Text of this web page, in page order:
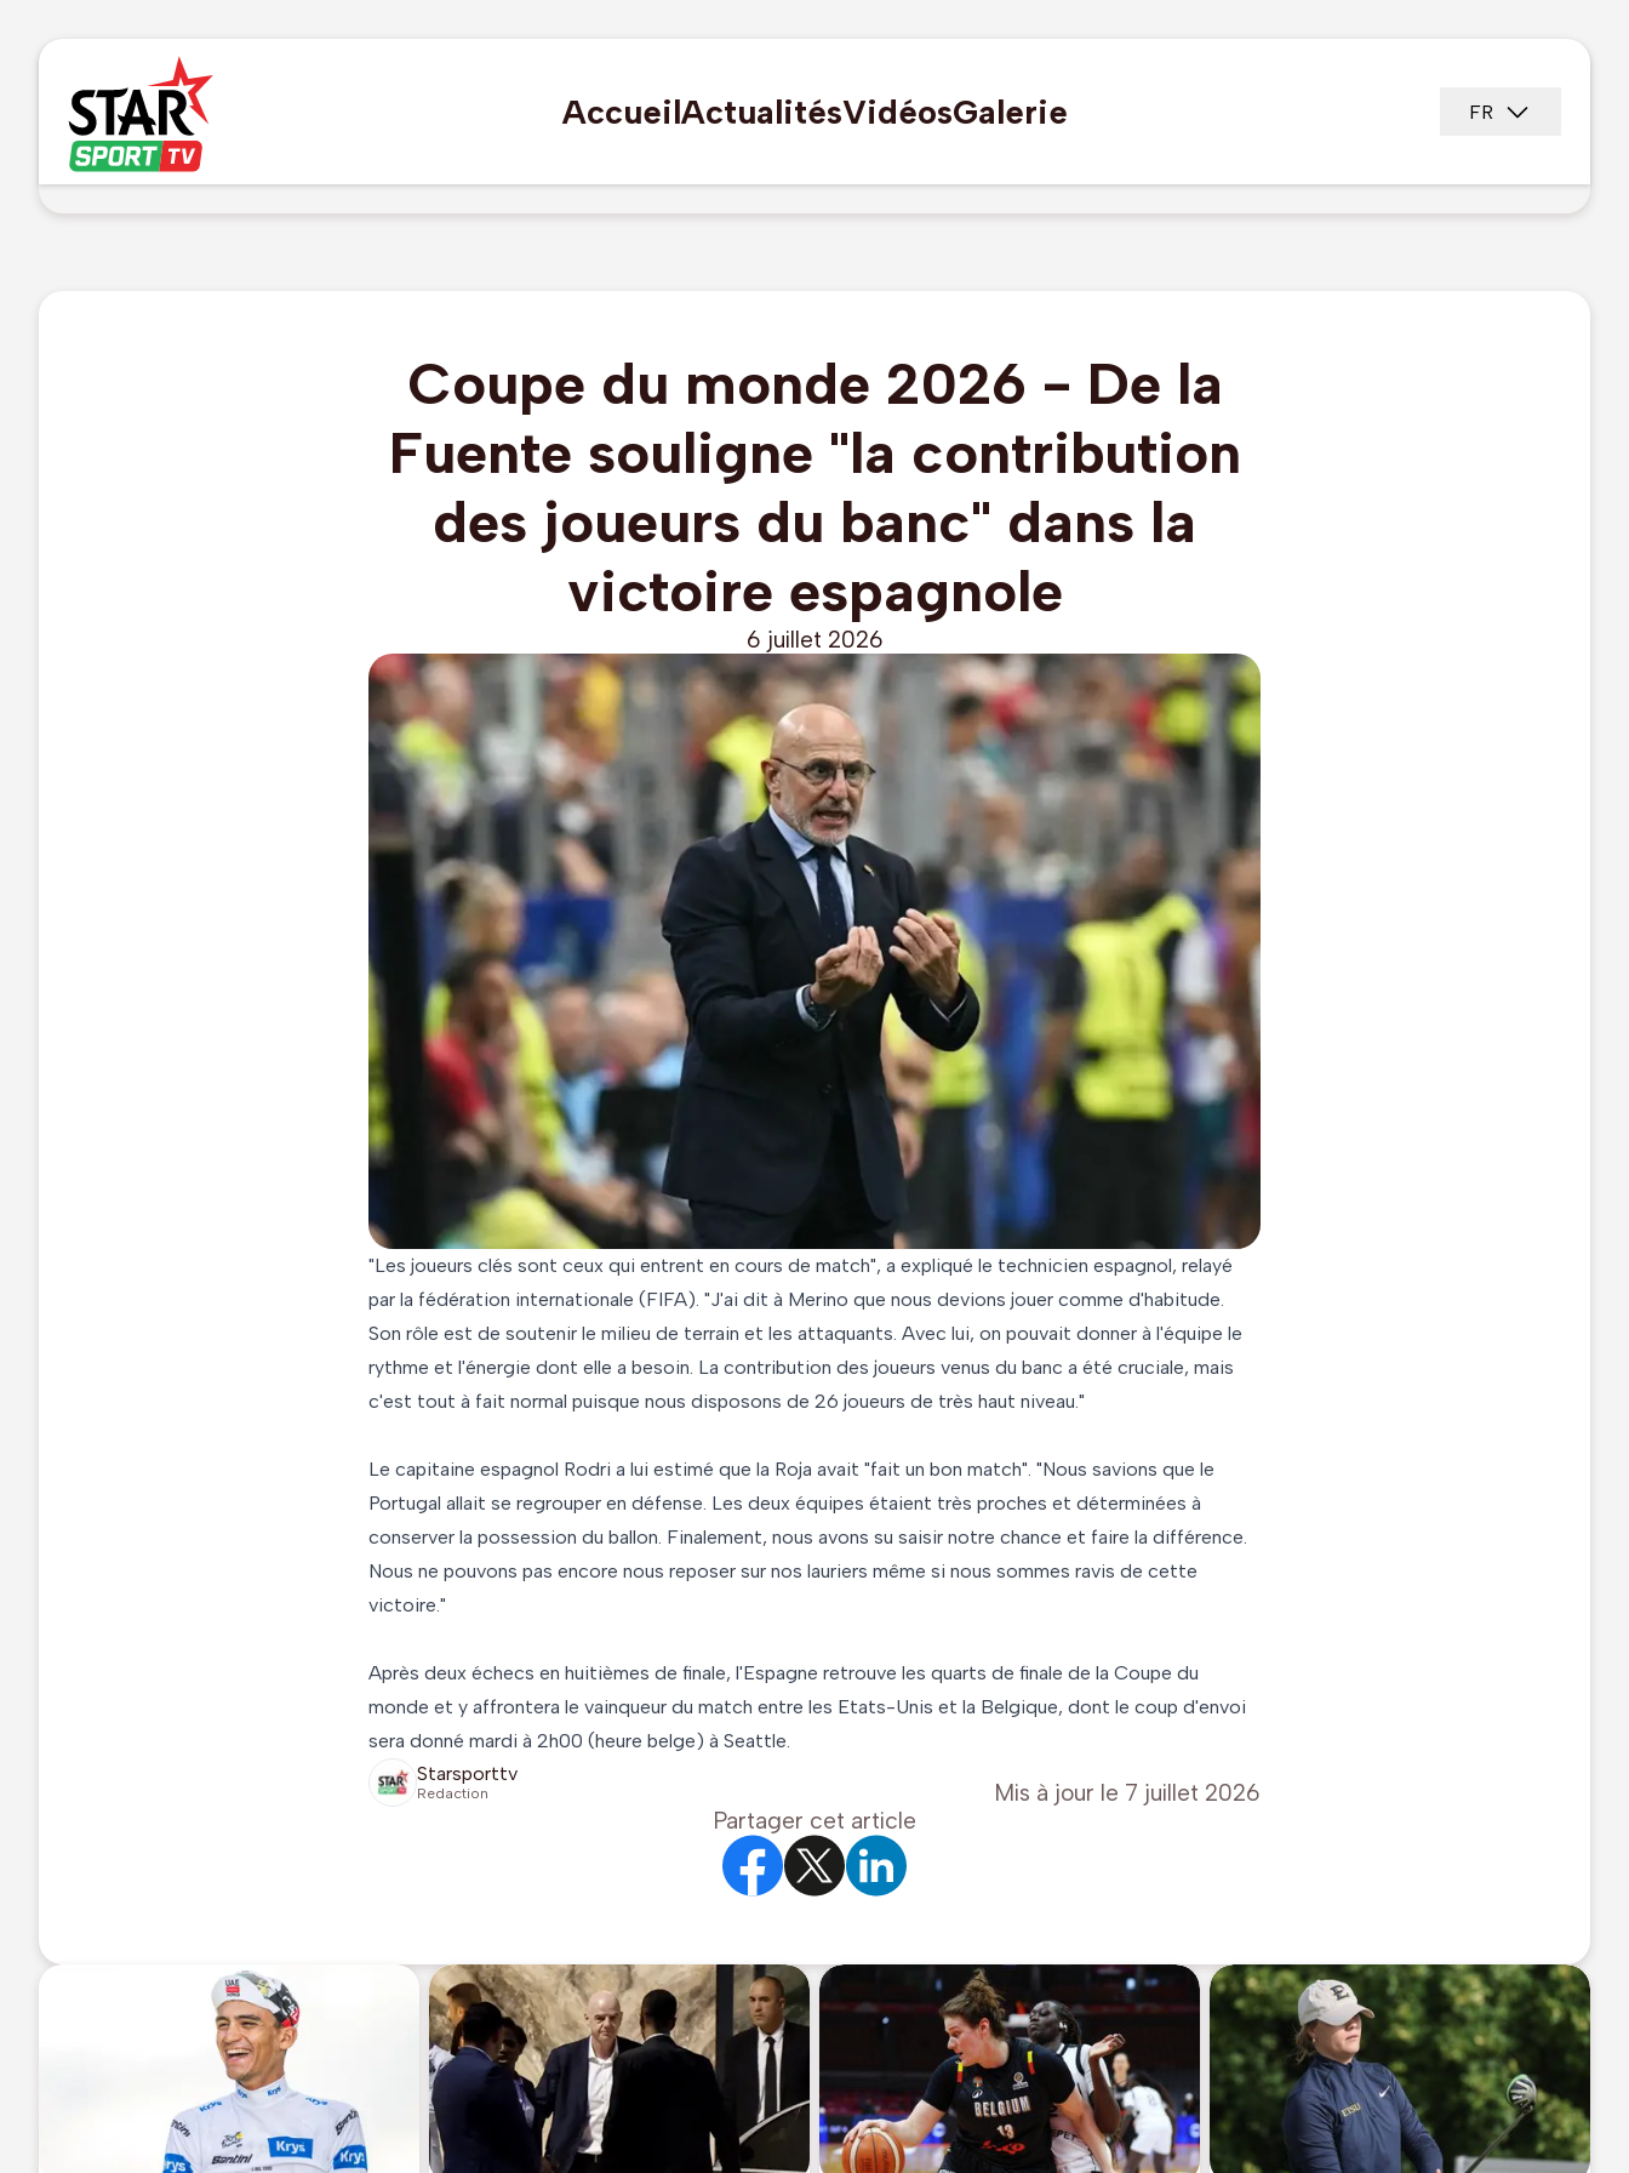
AccueilActualitésVidéosGalerie FR
Coupe du monde 2026 - De la
Fuente souligne "la contribution
des joueurs du banc" dans la
victoire espagnole
6 juillet 2026
"Les joueurs clés sont ceux qui entrent en cours de match", a expliqué le technicien espagnol, relayé
par la fédération internationale (FIFA). "J'ai dit à Merino que nous devions jouer comme d'habitude.
Son rôle est de soutenir le milieu de terrain et les attaquants. Avec lui, on pouvait donner à l'équipe le
rythme et l'énergie dont elle a besoin. La contribution des joueurs venus du banc a été cruciale, mais
c'est tout à fait normal puisque nous disposons de 26 joueurs de très haut niveau."
Le capitaine espagnol Rodri a lui estimé que la Roja avait "fait un bon match". "Nous savions que le
Portugal allait se regrouper en défense. Les deux équipes étaient très proches et déterminées à
conserver la possession du ballon. Finalement, nous avons su saisir notre chance et faire la différence.
Nous ne pouvons pas encore nous reposer sur nos lauriers même si nous sommes ravis de cette
victoire."
Après deux échecs en huitièmes de finale, l'Espagne retrouve les quarts de finale de la Coupe du
monde et y affrontera le vainqueur du match entre les Etats-Unis et la Belgique, dont le coup d'envoi
sera donné mardi à 2h00 (heure belge) à Seattle.
Starsporttv
Redaction Mis à jour le 7 juillet 2026
Partager cet article